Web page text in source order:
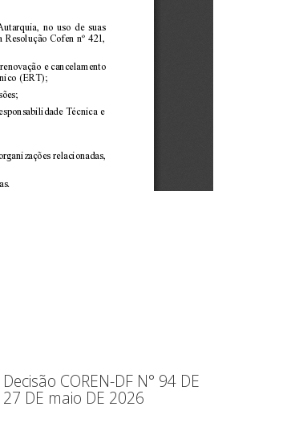
Decisão COREN-DF N° 94 DE
27 DE maio DE 2026